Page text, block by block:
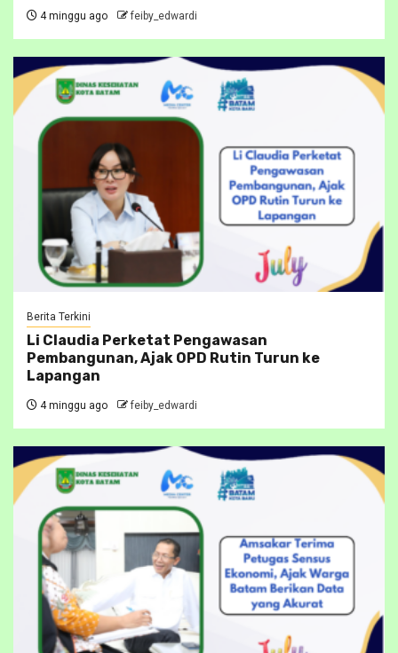
4 minggu ago feiby_edwardi
Berita Terkini
Li Claudia Perketat Pengawasan
Pembangunan, Ajak OPD Rutin Turun ke
Lapangan
4 minggu ago feiby_edwardi